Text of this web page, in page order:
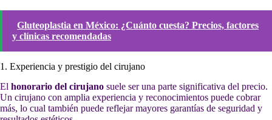
Gluteoplastia en México: ¿Cuánto cuesta? Precios, factores
y clínicas recomendadas
1. Experiencia y prestigio del cirujano
El honorario del cirujano suele ser una parte significativa del precio.
Un cirujano con amplia experiencia y reconocimientos puede cobrar
más, lo cual también puede reflejar mayores garantías de seguridad y